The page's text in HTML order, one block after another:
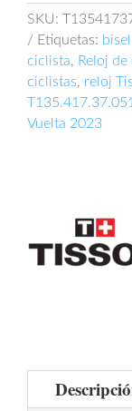
2023
cantidad
SKU:
Etiquetas:
ciclista, Reloj
ciclistas, reloj
Vuelta 2023